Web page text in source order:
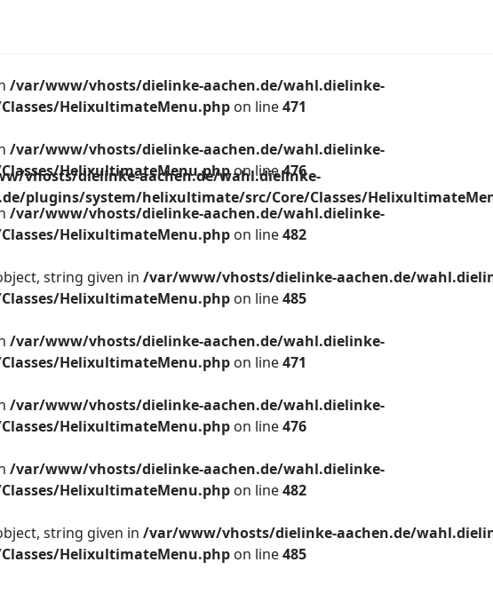
vhosts/dielinke-aachen.de/wahl.dielinke-
plugins/system/helixultimate/src/Core/Classes/
/var/www/vhosts/dielinke-aachen.de/wahl.dielinke-
HelixultimateMenu.php on line471
/var/www/vhosts/dielinke-aachen.de/wahl.dielinke-
HelixultimateMenu.phpon line476
/var/www/vhosts/dielinke-aachen.de/wahl.dielinke-
HelixultimateMenu.php on line482
string given in /var/www/vhosts/dielinke-aachen.de/
HelixultimateMenu.php on line485
/var/www/vhosts/dielinke-aachen.de/wahl.dielinke-
HelixultimateMenu.php on line471
/var/www/vhosts/dielinke-aachen.de/wahl.dielinke-
HelixultimateMenu.php on line476
/var/www/vhosts/dielinke-aachen.de/wahl.dielinke-
HelixultimateMenu.php on line482
string given in /var/www/vhosts/dielinke-aachen.de/
HelixultimateMenu.php on line485